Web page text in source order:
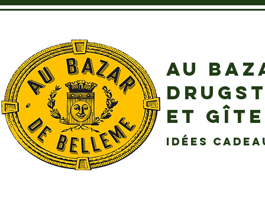
AU
ET
idées